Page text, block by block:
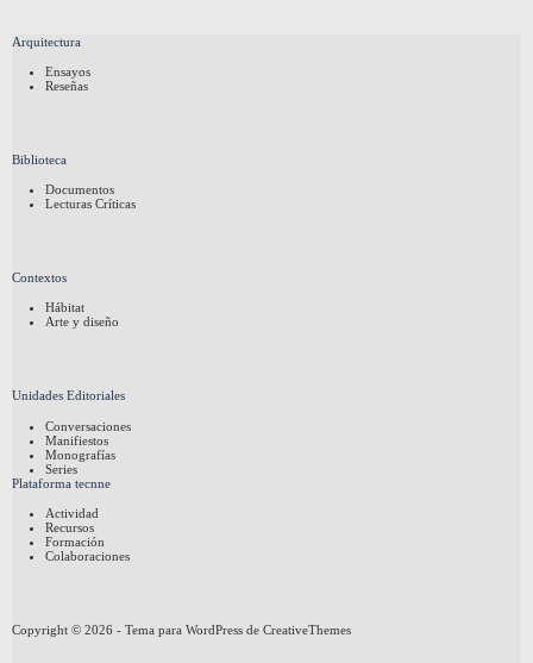
Arquitectura
Ensayos
Reseñas
Biblioteca
Documentos
Lecturas Críticas
Contextos
Hábitat
Arte y diseño
Unidades Editoriales
Conversaciones
Manifiestos
Monografías
Series
Plataforma tecnne
Actividad
Recursos
Formación
Colaboraciones
Copyright © 2026 - Tema para WordPress de CreativeThemes